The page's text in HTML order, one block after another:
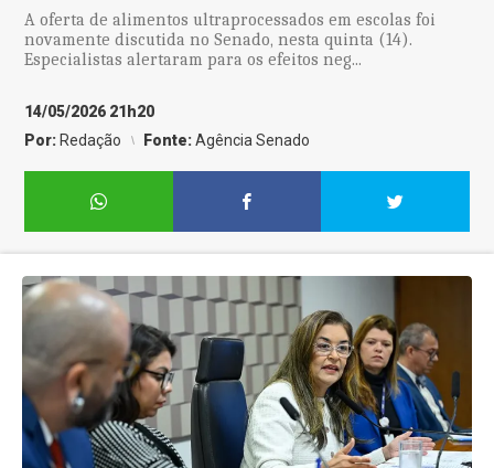
A oferta de alimentos ultraprocessados em escolas foi
novamente discutida no Senado, nesta quinta (14).
Especialistas alertaram para os efeitos neg...
14/05/2026 21h20
Por: Redação Fonte:Agência Senado